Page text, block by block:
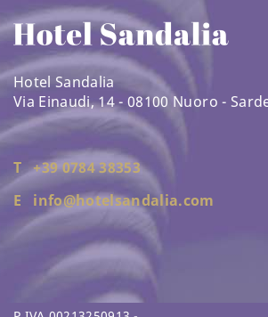
Hotel Sandalia
Via Einaudi, 14 - 08100 Nuoro -
T +39 0784 38353
E info@hotelsandalia.com